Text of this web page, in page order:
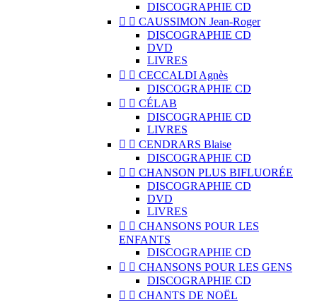
DISCOGRAPHIE CD
  CAUSSIMON Jean-Roger
DISCOGRAPHIE CD
DVD
LIVRES
  CECCALDI Agnès
DISCOGRAPHIE CD
  CÉLAB
DISCOGRAPHIE CD
LIVRES
  CENDRARS Blaise
DISCOGRAPHIE CD
  CHANSON PLUS BIFLUORÉE
DISCOGRAPHIE CD
DVD
LIVRES
  CHANSONS POUR LES
ENFANTS
DISCOGRAPHIE CD
  CHANSONS POUR LES GENS
DISCOGRAPHIE CD
  CHANTS DE NOËL